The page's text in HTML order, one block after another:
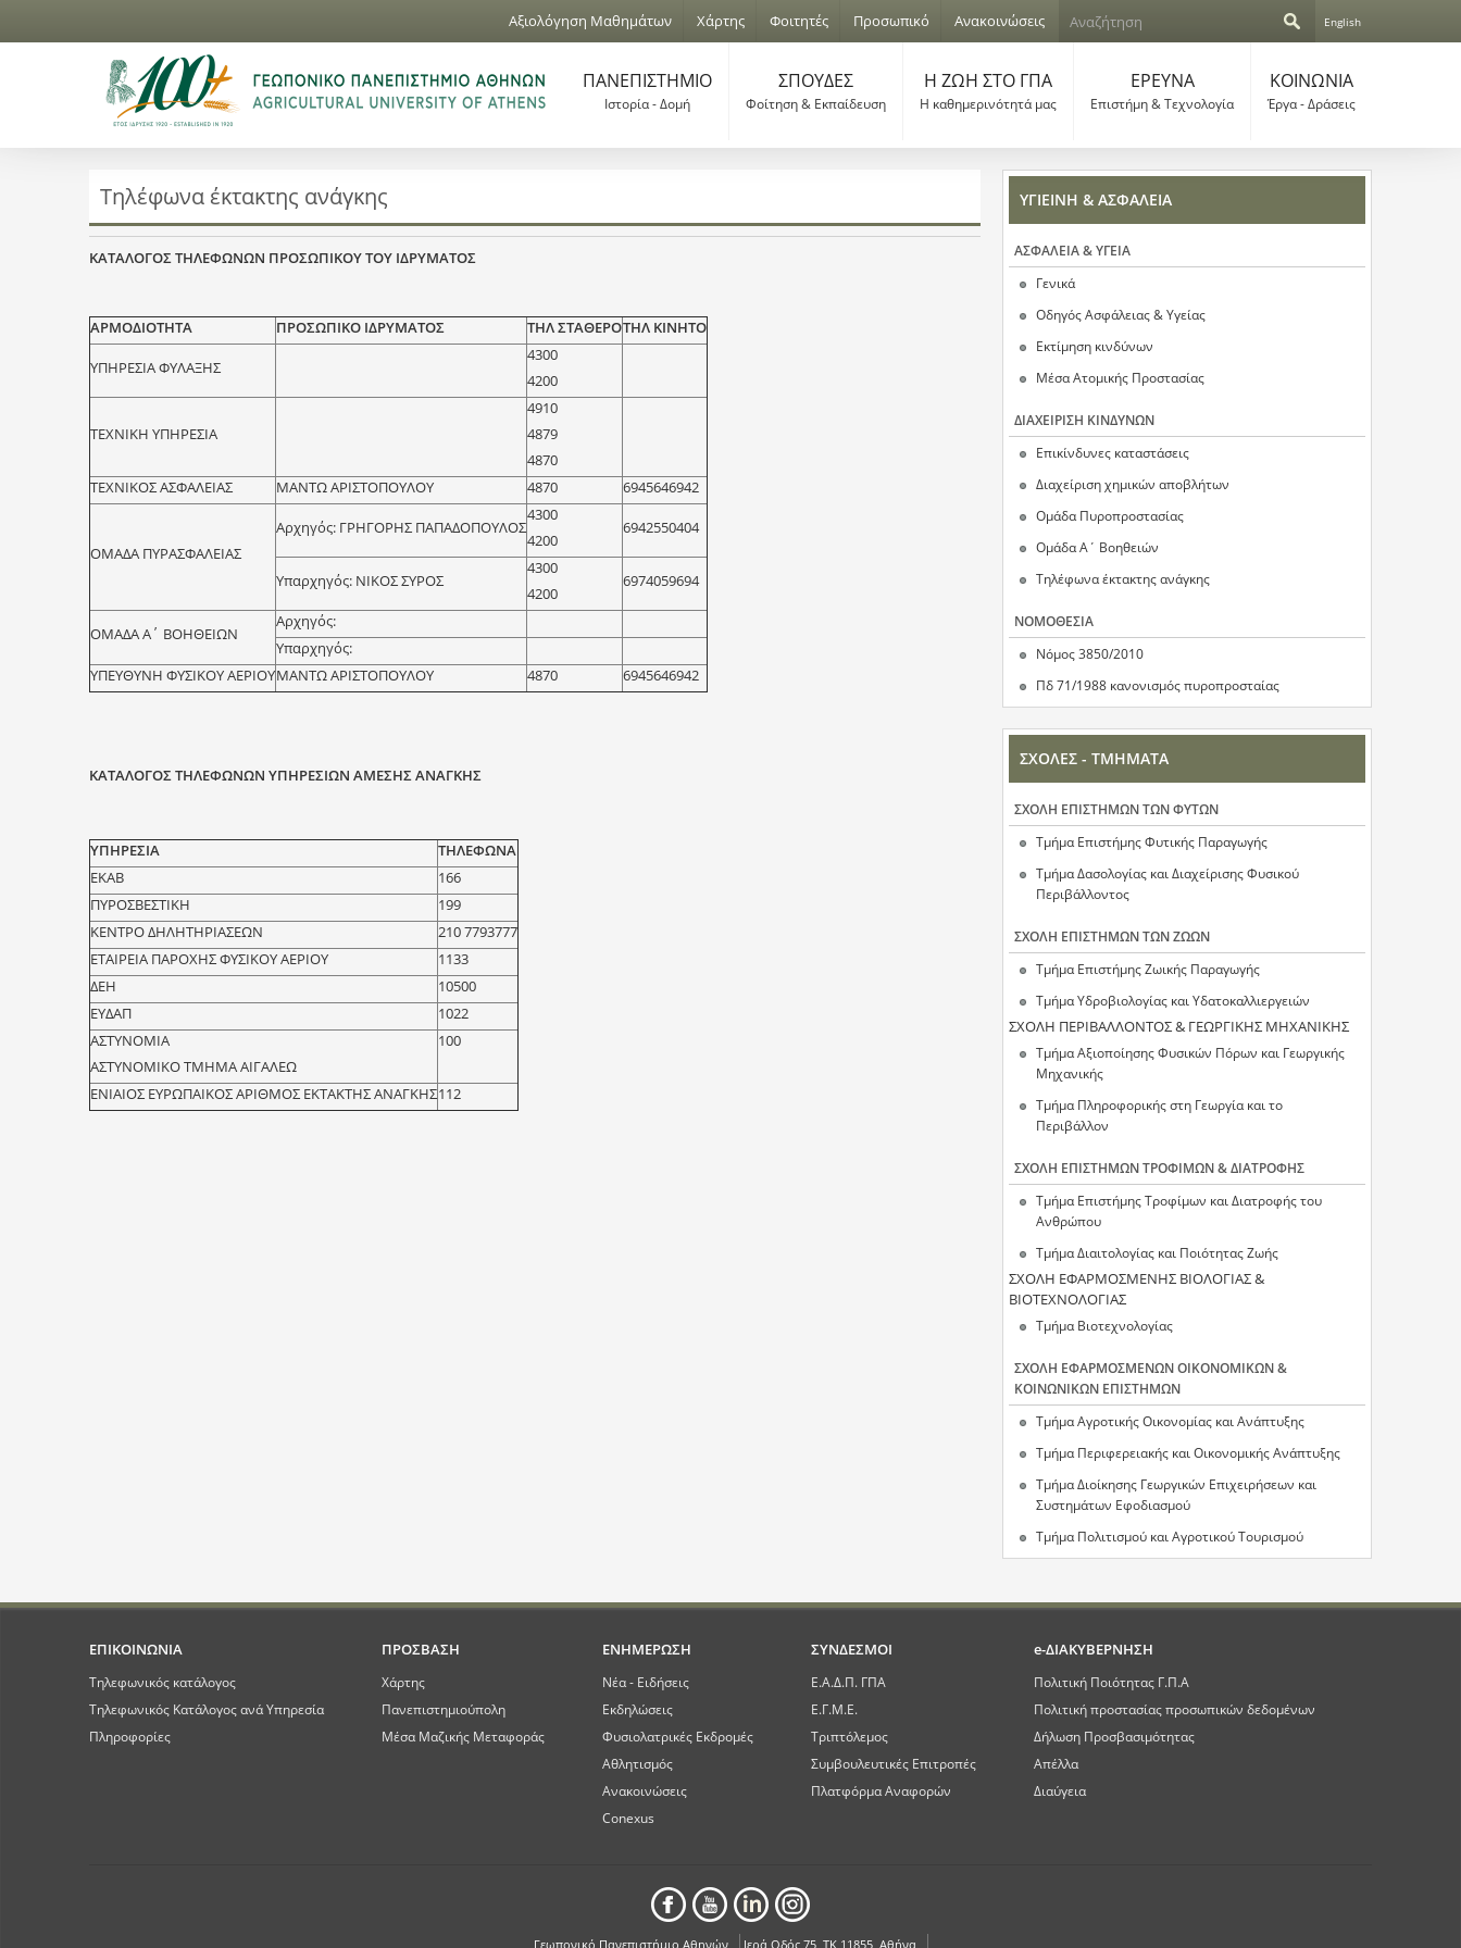
Jump to navigation
Αξιολόγηση Μαθημάτων Χάρτης Φοιτητές Προσωπικό Ανακοινώσεις
Φ
μ
α
α
ν
α
ζ
ή
τ
η
σ
η
ς
ζ
ή
τ
σ
η
English
ΠΑΝΕΠΙΣΤΗΜΙΟ
Ιστορία - Δομή
ΣΠΟΥΔΕΣ
Φοίτηση & Εκπαίδευση
Η ΖΩΗ ΣΤΟ ΓΠΑ
Η καθημερινότητά μας
ΕΡΕΥΝΑ
Επιστήμη & Τεχνολογία
ΚΟΙΝΩΝΙΑ
Έργα - Δράσεις
Τηλέφωνα έκτακτης ανάγκης
ΚΑΤΑΛΟΓΟΣ ΤΗΛΕΦΩΝΩΝ ΠΡΟΣΩΠΙΚΟΥ ΤΟΥ ΙΔΡΥΜΑΤΟΣ
ΑΡΜΟΔΙΟΤΗΤΑ ΠΡΟΣΩΠΙΚΟ ΙΔΡΥΜΑΤΟΣ ΤΗΛ ΣΤΑΘΕΡΟΤΗΛ ΚΙΝΗΤΟ
ΥΠΗΡΕΣΙΑ ΦΥΛΑΞΗΣ
4300
4200
ΤΕΧΝΙΚΗ ΥΠΗΡΕΣΙΑ
4910
4879
4870
ΤΕΧΝΙΚΟΣ ΑΣΦΑΛΕΙΑΣ
ΜΑΝΤΩ ΑΡΙΣΤΟΠΟΥΛΟΥ 4870 6945646942
ΟΜΑΔΑ ΠΥΡΑΣΦΑΛΕΙΑΣ
Αρχηγός: ΓΡΗΓΟΡΗΣ ΠΑΠΑΔΟΠΟΥΛΟΣ
4300
4200
6942550404
Υπαρχηγός: ΝΙΚΟΣ ΣΥΡΟΣ
4300
4200
6974059694
ΟΜΑΔΑ Α΄ ΒΟΗΘΕΙΩΝ
Αρχηγός:
Υπαρχηγός:
ΥΠΕΥΘΥΝΗ ΦΥΣΙΚΟΥ ΑΕΡΙΟΥΜΑΝΤΩ ΑΡΙΣΤΟΠΟΥΛΟΥ 4870 6945646942
ΚΑΤΑΛΟΓΟΣ ΤΗΛΕΦΩΝΩΝ ΥΠΗΡΕΣΙΩΝ ΑΜΕΣΗΣ ΑΝΑΓΚΗΣ
ΥΠΗΡΕΣΙΑ
ΤΗΛΕΦΩΝΑ
ΕΚΑΒ
166
ΠΥΡΟΣΒΕΣΤΙΚΗ
199
ΚΕΝΤΡΟ ΔΗΛΗΤΗΡΙΑΣΕΩΝ
210 7793777
ΕΤΑΙΡΕΙΑ ΠΑΡΟΧΗΣ ΦΥΣΙΚΟΥ ΑΕΡΙΟΥ
1133
ΔΕΗ
10500
ΕΥΔΑΠ
1022
ΑΣΤΥΝΟΜΙΑ
ΑΣΤΥΝΟΜΙΚΟ ΤΜΗΜΑ ΑΙΓΑΛΕΩ
100
ΕΝΙΑΙΟΣ ΕΥΡΩΠΑΙΚΟΣ ΑΡΙΘΜΟΣ ΕΚΤΑΚΤΗΣ ΑΝΑΓΚΗΣ112
ΥΓΙΕΙΝΗ & ΑΣΦΑΛΕΙΑ
ΑΣΦΑΛΕΙΑ & ΥΓΕΙΑ
Γενικά
Οδηγός Ασφάλειας & Υγείας
Εκτίμηση κινδύνων
Μέσα Ατομικής Προστασίας
ΔΙΑΧΕΙΡΙΣΗ ΚΙΝΔΥΝΩΝ
Επικίνδυνες καταστάσεις
Διαχείριση χημικών αποβλήτων
Ομάδα Πυροπροστασίας
Ομάδα Α΄ Βοηθειών
Τηλέφωνα έκτακτης ανάγκης
ΝOΜΟΘΕΣΙΑ
Νόμος 3850/2010
Πδ 71/1988 κανονισμός πυροπροσταίας
ΣΧΟΛΕΣ - ΤΜΗΜΑΤΑ
ΣΧΟΛΗ ΕΠΙΣΤΗΜΩΝ ΤΩΝ ΦΥΤΩΝ
Τμήμα Επιστήμης Φυτικής Παραγωγής
Τμήμα Δασολογίας και Διαχείρισης Φυσικού
Περιβάλλοντος
ΣΧΟΛΗ ΕΠΙΣΤΗΜΩΝ ΤΩΝ ΖΩΩΝ
Τμήμα Επιστήμης Ζωικής Παραγωγής
Τμήμα Υδροβιολογίας και Υδατοκαλλιεργειών
ΣΧΟΛΗ ΠΕΡΙΒΑΛΛΟΝΤΟΣ & ΓΕΩΡΓΙΚΗΣ ΜΗΧΑΝΙΚΗΣ
Τμήμα Αξιοποίησης Φυσικών Πόρων και Γεωργικής
Μηχανικής
Τμήμα Πληροφορικής στη Γεωργία και το
Περιβάλλον
ΣΧΟΛΗ ΕΠΙΣΤΗΜΩΝ ΤΡΟΦΙΜΩΝ & ΔΙΑΤΡΟΦΗΣ
Τμήμα Επιστήμης Τροφίμων και Διατροφής του
Ανθρώπου
Τμήμα Διαιτολογίας και Ποιότητας Ζωής
ΣΧΟΛΗ ΕΦΑΡΜΟΣΜΕΝΗΣ ΒΙΟΛΟΓΙΑΣ &
ΒΙΟΤΕΧΝΟΛΟΓΙΑΣ
Τμήμα Βιοτεχνολογίας
ΣΧΟΛΗ ΕΦΑΡΜΟΣΜΕΝΩΝ ΟΙΚΟΝΟΜΙΚΩΝ &
ΚΟΙΝΩΝΙΚΩΝ ΕΠΙΣΤΗΜΩΝ
Τμήμα Αγροτικής Οικονομίας και Ανάπτυξης
Τμήμα Περιφερειακής και Οικονομικής Ανάπτυξης
Τμήμα Διοίκησης Γεωργικών Επιχειρήσεων και
Συστημάτων Εφοδιασμού
Τμήμα Πολιτισμού και Αγροτικού Τουρισμού
ΕΠΙΚΟΙΝΩΝΙΑ
Τηλεφωνικός κατάλογος
Τηλεφωνικός Κατάλογος ανά Υπηρεσία
Πληροφορίες
ΠΡΟΣΒΑΣΗ
Χάρτης
Πανεπιστημιούπολη
Μέσα Μαζικής Μεταφοράς
ΕΝΗΜΕΡΩΣΗ
Νέα - Ειδήσεις
Εκδηλώσεις
Φυσιολατρικές Εκδρομές
Αθλητισμός
Ανακοινώσεις
Conexus
ΣΥΝΔΕΣΜΟΙ
Ε.Α.Δ.Π. ΓΠΑ
Ε.Γ.Μ.Ε.
Τριπτόλεμος
Συμβουλευτικές Επιτροπές
Πλατφόρμα Αναφορών
e-ΔΙΑΚΥΒΕΡΝΗΣΗ
Πολιτική Ποιότητας Γ.Π.Α
Πολιτική προστασίας προσωπικών δεδομένων
Δήλωση Προσβασιμότητας
Απέλλα
Διαύγεια
Γεωπονικό Πανεπιστήμιο Αθηνών Ιερά Οδός 75, ΤΚ 11855, Αθήνα